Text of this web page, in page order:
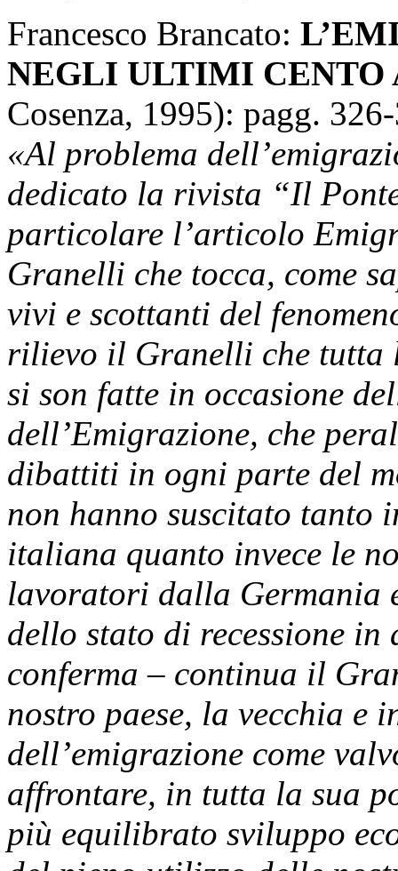
Francesco Brancato:
NEGLI ULTIMI CENTO
Cosenza, 1995): pagg.
«Al problema
dedicato la rivista “Il
particolare l’articolo
Granelli che tocca, come
vivi e scottanti del
rilievo il Granelli che tutta
si son fatte in occasione
dell’Emigrazione, che
dibattiti in ogni parte del
non hanno suscitato tanto
italiana quanto invece le
lavoratori dalla Germania
dello stato di recessione
conferma – continua il
nostro paese, la vecchia e
dell’emigrazione come
affrontare, in tutta la sua
più equilibrato sviluppo